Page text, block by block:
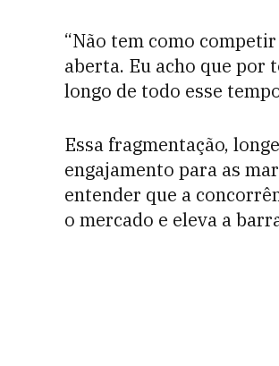
“Não tem como
aberta. Eu acho que por
longo de todo esse
Essa fragmentação,
engajamento para as
entender que a
o mercado e eleva a